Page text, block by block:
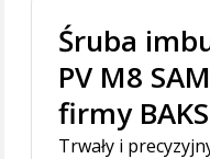
Śruba
PV M8
firmy BAKS
Trwały i